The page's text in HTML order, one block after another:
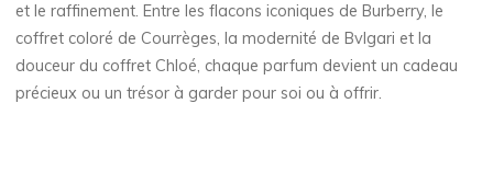
et le raffinement. Entre les flacons iconiques de Burberry, le
coffret coloré de Courrèges, la modernité de Bvlgari et la
douceur du coffret Chloé, chaque parfum devient un cadeau
précieux ou un trésor à garder pour soi ou à offrir.